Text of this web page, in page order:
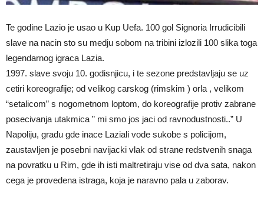
Te godine Lazio je usao u Kup Uefa. 100 gol Signoria Irrudicibili
slave na nacin sto su medju sobom na tribini izlozili 100 slika toga
legendarnog igraca Lazia.
1997. slave svoju 10. godisnjicu, i te sezone predstavljaju se uz
cetiri koreografije; od velikog carskog (rimskim ) orla , velikom
“setalicom” s nogometnom loptom, do koreografije protiv zabrane
posecivanja utakmica ” mi smo jos jaci od ravnodustnosti..” U
Napoliju, gradu gde inace Laziali vode sukobe s policijom,
zaustavljen je posebni navijacki vlak od strane redstvenih snaga
na povratku u Rim, gde ih isti maltretiraju vise od dva sata, nakon
cega je provedena istraga, koja je naravno pala u zaborav.